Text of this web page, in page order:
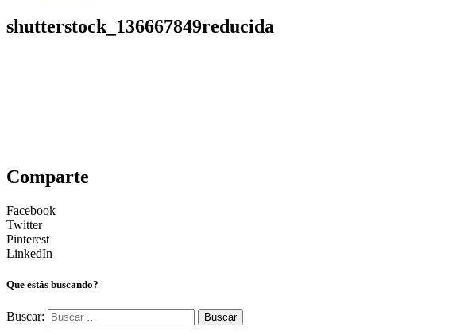
shutterstock_136667849reducida
Comparte
Facebook
Twitter
Pinterest
LinkedIn
Que estás buscando?
Buscar: